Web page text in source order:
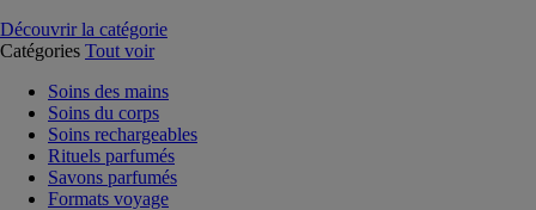
Découvrir la catégorie
Catégories Tout voir
Soins des mains
Soins du corps
Soins rechargeables
Rituels parfumés
Savons parfumés
Formats voyage